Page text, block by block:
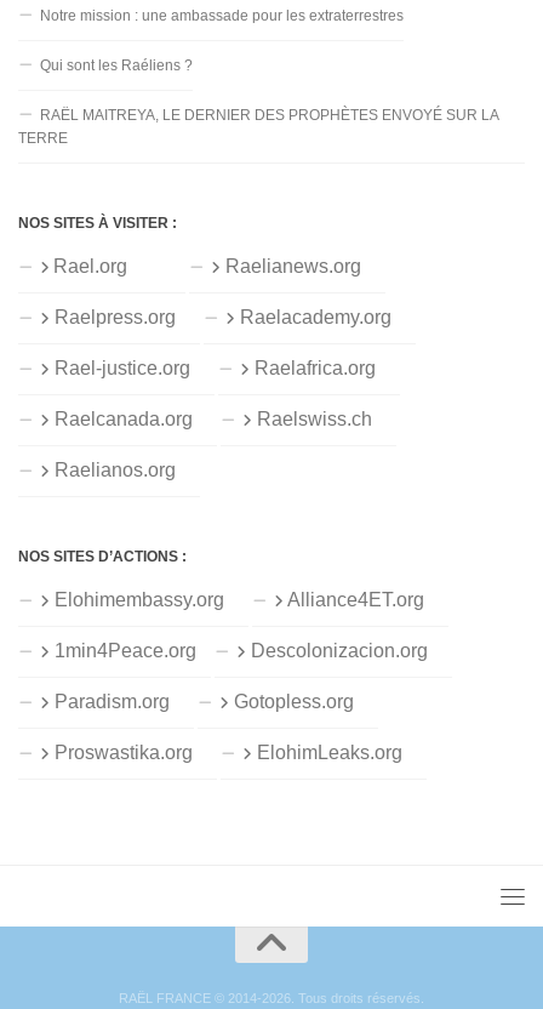
Notre mission : une ambassade pour les extraterrestres
Qui sont les Raéliens ?
RAËL MAITREYA, LE DERNIER DES PROPHÈTES ENVOYÉ SUR LA
TERRE
NOS SITES À VISITER :
Rael.org Raelianews.org
Raelpress.org Raelacademy.org
Rael-justice.org Raelafrica.org
Raelcanada.org Raelswiss.ch
Raelianos.org
NOS SITES D’ACTIONS :
Elohimembassy.org Alliance4ET.org
1min4Peace.org Descolonizacion.org
Paradism.org Gotopless.org
Proswastika.org ElohimLeaks.org
RAËL FRANCE © 2014-2026. Tous droits réservés.